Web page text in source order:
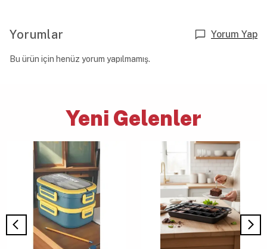
Yorumlar Yorum Yap
Bu ürün için henüz yorum yapılmamış.
Yeni Gelenler